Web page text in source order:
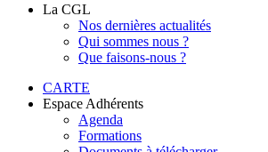
La CGL
Nos dernières actualités
Qui sommes nous ?
Que faisons-nous ?
CARTE
Espace Adhérents
Agenda
Formations